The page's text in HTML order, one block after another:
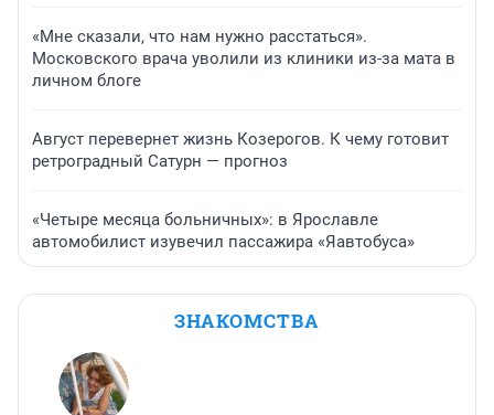
«Мне сказали, что нам нужно расстаться».
Московского врача уволили из клиники из-за мата в
личном блоге
Август перевернет жизнь Козерогов. К чему готовит
ретроградный Сатурн — прогноз
«Четыре месяца больничных»: в Ярославле
автомобилист изувечил пассажира «Яавтобуса»
ЗНАКОМСТВА